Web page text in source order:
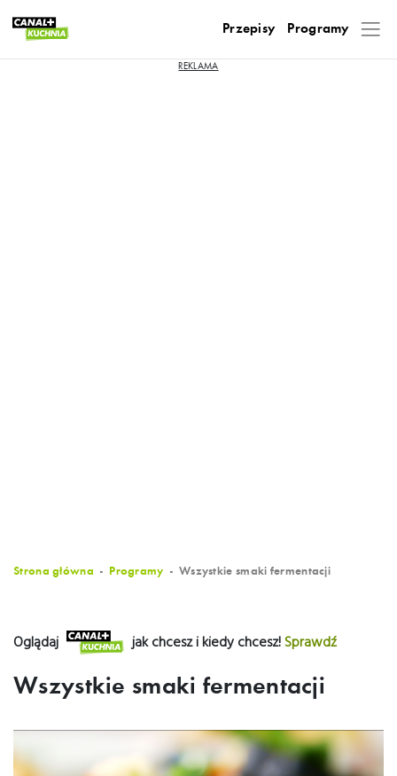
Przepisy Programy
Strona główna Programy Wszystkie smaki fermentacji
Oglądaj jak chcesz i kiedy chcesz!Sprawdź
Wszystkie smaki fermentacji